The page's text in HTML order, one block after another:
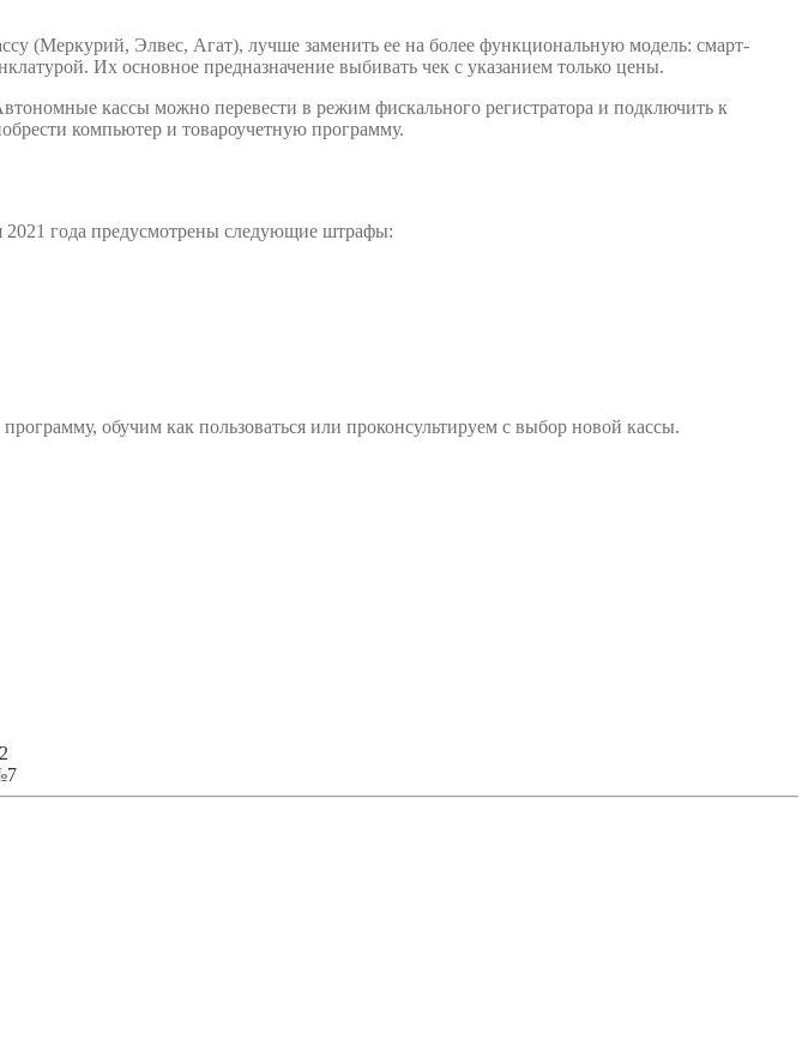
(Меркурий, Элвес, Агат), лучше заменить ее на более функциональную модель: смарт-
Их основное предназначение выбивать чек с указанием только цены.
кассы можно перевести в режим фискального регистратора и подключить к
компьютер и товароучетную программу.
2021 года предусмотрены следующие штрафы:
обучим как пользоваться или проконсультируем с выбор новой кассы.